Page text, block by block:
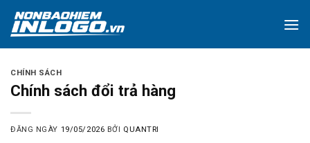
CHÍNH SÁCH
Chính sách đổi trả hàng
ĐĂNG NGÀY 19/05/2026 BỞI QUANTRI